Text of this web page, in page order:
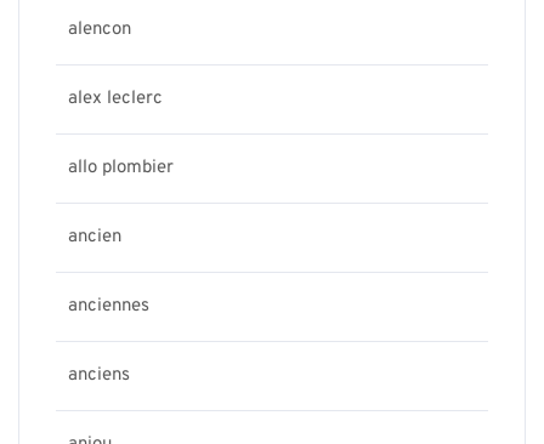
alencon
alex leclerc
allo plombier
ancien
anciennes
anciens